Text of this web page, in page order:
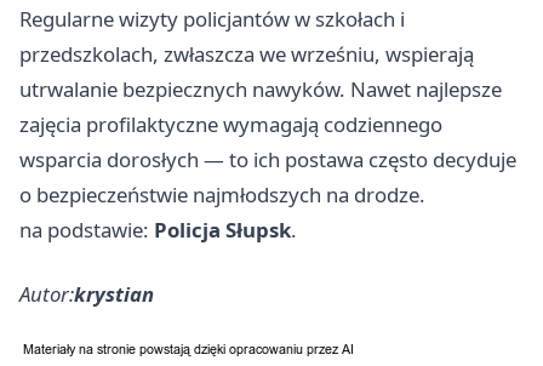
Regularne wizyty policjantów w szkołach i
przedszkolach, zwłaszcza we wrześniu, wspierają
utrwalanie bezpiecznych nawyków. Nawet najlepsze
zajęcia profilaktyczne wymagają codziennego
wsparcia dorosłych — to ich postawa często decyduje
o bezpieczeństwie najmłodszych na drodze.
na podstawie: Policja Słupsk.
Autor:krystian